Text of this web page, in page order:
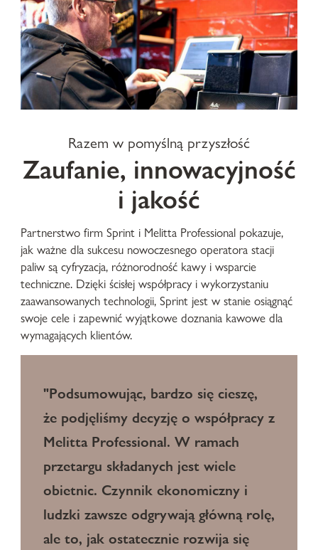
Razem w pomyślną przyszłość
Zaufanie, innowacyjność
i jakość
Partnerstwo firm Sprint i Melitta Professional pokazuje,
jak ważne dla sukcesu nowoczesnego operatora stacji
paliw są cyfryzacja, różnorodność kawy i wsparcie
techniczne. Dzięki ścisłej współpracy i wykorzystaniu
zaawansowanych technologii, Sprint jest w stanie osiągnąć
swoje cele i zapewnić wyjątkowe doznania kawowe dla
wymagających klientów.
"Podsumowując, bardzo się cieszę,
że podjęliśmy decyzję o współpracy z
Melitta Professional. W ramach
przetargu składanych jest wiele
obietnic. Czynnik ekonomiczny i
ludzki zawsze odgrywają główną rolę,
ale to, jak ostatecznie rozwija się